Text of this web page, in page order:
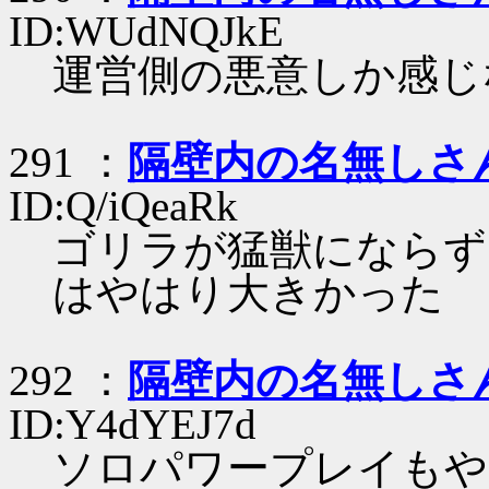
ID:WUdNQJkE
運営側の悪意しか感
291 ： 隔壁内の名無しさ
ID:Q/iQeaRk
ゴリラが猛獣になら
はやはり大きかった
292 ： 隔壁内の名無しさ
ID:Y4dYEJ7d
ソロパワープレイも